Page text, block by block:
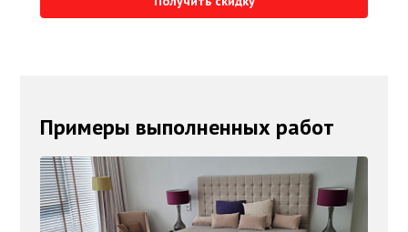
Примеры выполненных работ